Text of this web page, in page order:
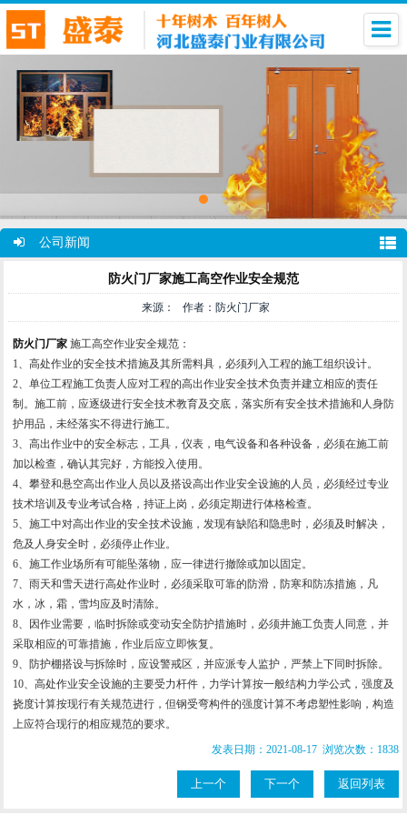
公司新闻
防火门厂家施工高空作业安全规范
来源： 作者：防火门厂家
防火门厂家 施工高空作业安全规范：
1、高处作业的安全技术措施及其所需料具，必须列入工程的施工组织设计。
2、单位工程施工负责人应对工程的高出作业安全技术负责并建立相应的责任
制。施工前，应逐级进行安全技术教育及交底，落实所有安全技术措施和人身防
护用品，未经落实不得进行施工。
3、高出作业中的安全标志，工具，仪表，电气设备和各种设备，必须在施工前
加以检查，确认其完好，方能投入使用。
4、攀登和悬空高出作业人员以及搭设高出作业安全设施的人员，必须经过专业
技术培训及专业考试合格，持证上岗，必须定期进行体格检查。
5、施工中对高出作业的安全技术设施，发现有缺陷和隐患时，必须及时解决，
危及人身安全时，必须停止作业。
6、施工作业场所有可能坠落物，应一律进行撤除或加以固定。
7、雨天和雪天进行高处作业时，必须采取可靠的防滑，防寒和防冻措施，凡
水，冰，霜，雪均应及时清除。
8、因作业需要，临时拆除或变动安全防护措施时，必须井施工负责人同意，并
采取相应的可靠措施，作业后应立即恢复。
9、防护棚搭设与拆除时，应设警戒区，并应派专人监护，严禁上下同时拆除。
10、高处作业安全设施的主要受力杆件，力学计算按一般结构力学公式，强度及
挠度计算按现行有关规范进行，但钢受弯构件的强度计算不考虑塑性影响，构造
上应符合现行的相应规范的要求。
发表日期：2021-08-17 浏览次数：1838
上一个 下一个 返回列表